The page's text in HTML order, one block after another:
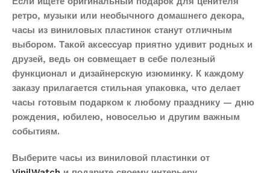
ретро, музыки или необычного домашнего декора,
часы из виниловых пластинок станут отличным
выбором. Такой аксессуар приятно удивит родных и
друзей, ведь он совмещает в себе полезный
функционал и дизайнерскую изюминку. К каждому
заказу прилагается стильная упаковка, что делает
часы готовым подарком к любому празднику — дню
рождения, юбилею, новоселью и другим важным
событиям.
Выберите часы из виниловой пластинки от